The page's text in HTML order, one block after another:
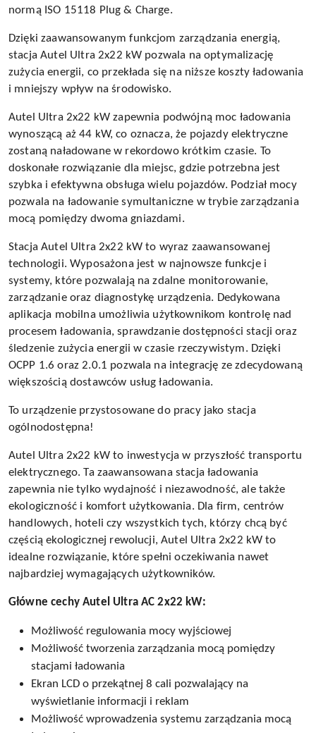
normą ISO 15118 Plug & Charge.
Dzięki zaawansowanym funkcjom zarządzania energią,
stacja Autel Ultra 2x22 kW pozwala na optymalizację
zużycia energii, co przekłada się na niższe koszty ładowania
i mniejszy wpływ na środowisko.
Autel Ultra 2x22 kW zapewnia podwójną moc ładowania
wynoszącą aż 44 kW, co oznacza, że pojazdy elektryczne
zostaną naładowane w rekordowo krótkim czasie. To
doskonałe rozwiązanie dla miejsc, gdzie potrzebna jest
szybka i efektywna obsługa wielu pojazdów. Podział mocy
pozwala na ładowanie symultaniczne w trybie zarządzania
mocą pomiędzy dwoma gniazdami.
Stacja Autel Ultra 2x22 kW to wyraz zaawansowanej
technologii. Wyposażona jest w najnowsze funkcje i
systemy, które pozwalają na zdalne monitorowanie,
zarządzanie oraz diagnostykę urządzenia. Dedykowana
aplikacja mobilna umożliwia użytkownikom kontrolę nad
procesem ładowania, sprawdzanie dostępności stacji oraz
śledzenie zużycia energii w czasie rzeczywistym. Dzięki
OCPP 1.6 oraz 2.0.1 pozwala na integrację ze zdecydowaną
większością dostawców usług ładowania.
To urządzenie przystosowane do pracy jako stacja
ogólnodostępna!
Autel Ultra 2x22 kW to inwestycja w przyszłość transportu
elektrycznego. Ta zaawansowana stacja ładowania
zapewnia nie tylko wydajność i niezawodność, ale także
ekologiczność i komfort użytkowania. Dla firm, centrów
handlowych, hoteli czy wszystkich tych, którzy chcą być
częścią ekologicznej rewolucji, Autel Ultra 2x22 kW to
idealne rozwiązanie, które spełni oczekiwania nawet
najbardziej wymagających użytkowników.
Główne cechy Autel Ultra AC 2x22 kW:
Możliwość regulowania mocy wyjściowej
Możliwość tworzenia zarządzania mocą pomiędzy
stacjami ładowania
Ekran LCD o przekątnej 8 cali pozwalający na
wyświetlanie informacji i reklam
Możliwość wprowadzenia systemu zarządzania mocą